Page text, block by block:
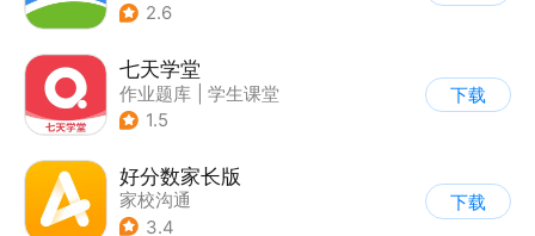
2.6
七天学堂
作业题库
学生课堂
1.5
下载
好分数家长版
家校沟通
3.4
下载